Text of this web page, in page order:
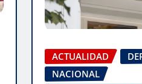
ACTUALIDAD
NACIONAL